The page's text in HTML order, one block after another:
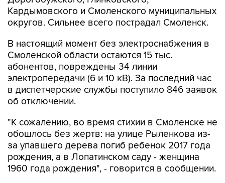
Кардымовского и Смоленского муниципальных
округов. Сильнее всего пострадал Смоленск.
В настоящий момент без электроснабжения в
Смоленской области остаются 15 тыс.
абонентов, повреждены 34 линии
электропередачи (6 и 10 кВ). За последний час
в диспетчерские службы поступило 846 заявок
об отключении.
"К сожалению, во время стихии в Смоленске не
обошлось без жертв: на улице Рыленкова из-
за упавшего дерева погиб ребенок 2017 года
рождения, а в Лопатинском саду - женщина
1960 года рождения", - говорится в сообщении.